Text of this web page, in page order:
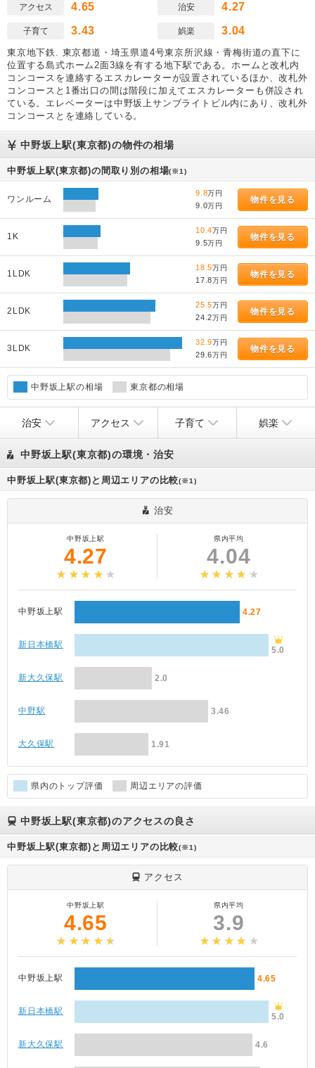
アクセス 4.65 治安 4.27
子育て 3.43 娯楽 3.04
東京地下鉄. 東京都道・埼玉県道4号東京所沢線・青梅街道の直下に
位置する島式ホーム2面3線を有する地下駅である。ホームと改札内
コンコースを連絡するエスカレーターが設置されているほか、改札外
コンコースと1番出口の間は階段に加えてエスカレーターも併設され
ている。エレベーターは中野坂上サンブライトビル内にあり、改札外
コンコースとを連絡している。
中野坂上駅(東京都)の物件の相場
中野坂上駅(東京都)の間取り別の相場(※1)
ワンルーム
9.8万円
9.0万円
物件を見る
1K
10.4万円
9.5万円
物件を見る
1LDK
18.5万円
17.8万円
物件を見る
2LDK
25.5万円
24.2万円
物件を見る
3LDK
32.9万円
29.6万円
物件を見る
中野坂上駅の相場 東京都の相場
治安 アクセス 子育て 娯楽
中野坂上駅(東京都)の環境・治安
中野坂上駅(東京都)と周辺エリアの比較(※1)
治安
中野坂上駅
4.27
県内平均
4.04
中野坂上駅 4.27
新日本橋駅
5.0
新大久保駅 2.0
中野駅 3.46
大久保駅 1.91
県内のトップ評価 周辺エリアの評価
中野坂上駅(東京都)のアクセスの良さ
中野坂上駅(東京都)と周辺エリアの比較(※1)
アクセス
中野坂上駅
4.65
県内平均
3.9
中野坂上駅 4.65
新日本橋駅
5.0
新大久保駅 4.6